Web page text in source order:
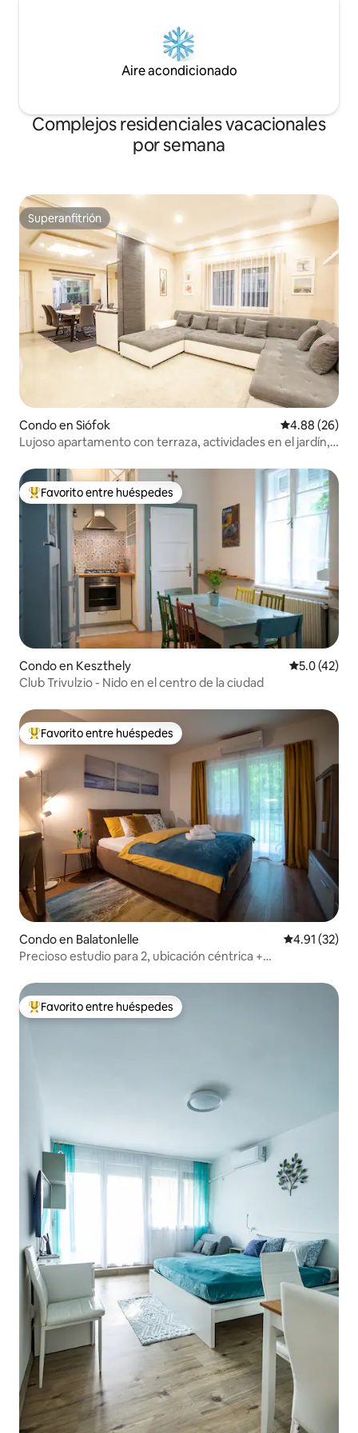
Aire acondicionado
Complejos residenciales vacacionales
por semana
Superanfitrión
Superanfitrión
Condo en Siófok Calificación
4.88 (26)
Lujoso apartamento con terraza, actividades en el jardín,
Favorito entre huéspedes preferido
Favorito entre huéspedes
Condo en Keszthely Calificación
5.0 (42)
Club Trivulzio - Nido en el centro de la ciudad
Favorito entre huéspedes preferido
Favorito entre huéspedes
Condo en Balatonlelle Calificación
4.91 (32)
Precioso estudio para 2, ubicación céntrica +
Favorito entre huéspedes preferido
Favorito entre huéspedes